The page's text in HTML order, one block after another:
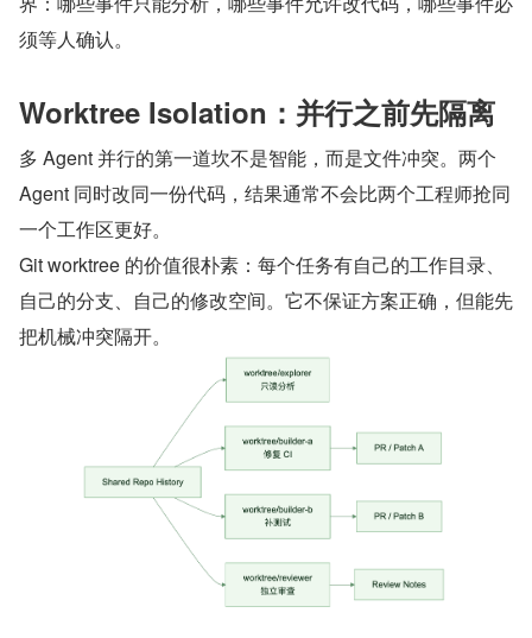
须等人确认。
Worktree Isolation：并行之前先隔离
多 Agent 并行的第一道坎不是智能，而是文件冲突。两个
Agent 同时改同一份代码，结果通常不会比两个工程师抢同
一个工作区更好。
Git worktree 的价值很朴素：每个任务有自己的工作目录、
自己的分支、自己的修改空间。它不保证方案正确，但能先
把机械冲突隔开。